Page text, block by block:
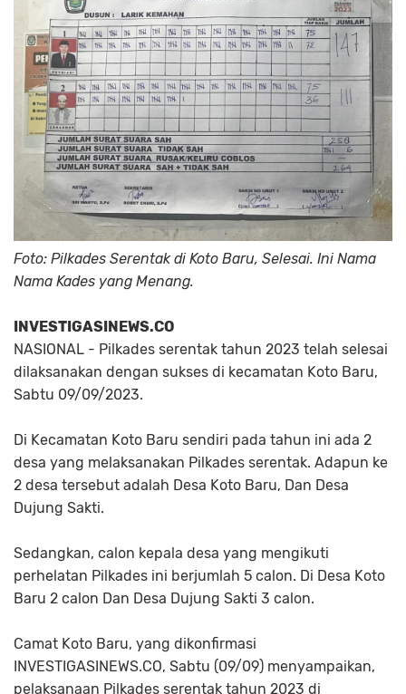
Foto: Pilkades Serentak di Koto Baru, Selesai. Ini Nama
Nama Kades yang Menang.
INVESTIGASINEWS.CO
NASIONAL - Pilkades serentak tahun 2023 telah selesai
dilaksanakan dengan sukses di kecamatan Koto Baru,
Sabtu 09/09/2023.
Di Kecamatan Koto Baru sendiri pada tahun ini ada 2
desa yang melaksanakan Pilkades serentak. Adapun ke
2 desa tersebut adalah Desa Koto Baru, Dan Desa
Dujung Sakti.
Sedangkan, calon kepala desa yang mengikuti
perhelatan Pilkades ini berjumlah 5 calon. Di Desa Koto
Baru 2 calon Dan Desa Dujung Sakti 3 calon.
Camat Koto Baru, yang dikonfirmasi
INVESTIGASINEWS.CO, Sabtu (09/09) menyampaikan,
pelaksanaan Pilkades serentak tahun 2023 di